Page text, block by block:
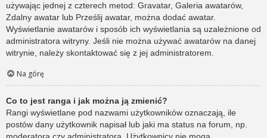
używając jednej z czterech metod: Gravatar, Galeria awatarów,
Zdalny awatar lub Prześlij awatar, można dodać awatar.
Wyświetlanie awatarów i sposób ich wyświetlania są uzależnione od
administratora witryny. Jeśli nie można używać awatarów na danej
witrynie, należy skontaktować się z jej administratorem.
Na górę
Co to jest ranga i jak można ją zmienić?
Rangi wyświetlane pod nazwami użytkowników oznaczają, ile
postów dany użytkownik napisał lub jaki ma status na forum, np.